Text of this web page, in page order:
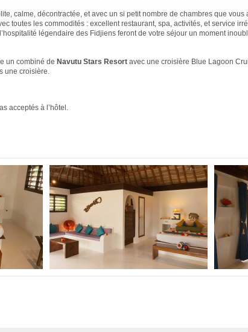
calme, décontractée, et avec un si petit nombre de chambres que vous
toutes les commodités : excellent restaurant, spa, activités, et service
légendaire des Fidjiens feront de votre séjour un moment
un combiné de Navutu Stars Resort avec une croisière Blue Lagoon
une croisière.
acceptés à l’hôtel.